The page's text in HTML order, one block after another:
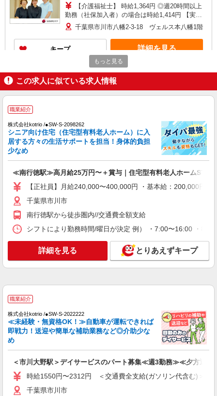
【介護福祉士】 時給1,364円 ◎週20時間以上
勤務（社保加入者）の場合は時給1,414円 【実務
者研修・初任者研修（ヘルパー1級・2級）】 時給
1,284円 ◎週20時間以上勤務（社保加入者）の場
合は時給1,334円 ◎夜勤勤務の場合別途手当あ
り：4,000円/回
千葉県市川市八幡2-3-18 ヴェルス本八幡1階
キープ 詳細を見る
SOMPOケア 地域サービスセンター市川八幡 定期巡回/3300dr1
オペレーター
手当、日祝手当（月平均2回分）、在宅手当（月平
均20回分）等、毎月平均的に支払われる手当を含
みます。 ■深夜勤手当別途支給：4,000円/回 ◎残
業時は別途時間外手当支給（超過1分〜） ◎賞
千葉県市川市八幡2-3-18 ヴェルス本八幡1階
キープ 詳細を見る
アルバイト パート
SOMPOケア 地域サービスセンター市川八幡 定期巡回/3300dr2
オペレーター
務（社保加入者）の場合は時給1,414円 夜勤勤務
の場合：1勤務14,912円〜（時給制・手当込み）
◎早朝夜間割増あり（7:00〜8:00、18:00〜
詳細を見る
介護スタッフ
311万円〜 【初任者研修】 月給：219,200円 年収
例：300万円〜 ※職務手当、働きがい向上手当、
日祝手当（月平均2回分）等、毎月平均的に支払わ
れる手当を含みます。 ※介護福祉士のみ、特別職
務手当も含む ◎残業時は別途時間外手当支給（超
過1分〜） ◎賞与 基本給2.08ヶ月分/年支給
千葉県市川市八幡2-3-18 ヴェルス本八幡1階
詳細を見る
パート
ケアプラスホテル 市川ステイ：RO11052
もっと見る
この求人に似ている求人情報
職業紹介
株式会社kotrio /●SW-S-2098262
シニア向け住宅（住宅型有料老人ホーム）に入
居する方々の生活サポートを担当！身体的負担
少なめ
≪南行徳駅≫高月給25万円〜＋賞与｜住宅型有料老人ホーム
【正社員】月給240,000〜400,000円 ・基本給：200,000円
千葉県市川市
南行徳駅から徒歩圏内//交通費全額支給
シフトにより勤務時間/曜日が決定 例） ・7:00〜16:00 ・
詳細を見る とりあえずキープ
職業紹介
株式会社kotrio /●SW-S-2022222
≪未経験・無資格OK！≫自動車が運転できれば
即戦力！送迎や簡単な補助業務など◎介助少な
め
＜市川大野駅＞デイサービスのパート募集≪週3勤務≫≪夕方退
時給1550円〜2312円 ＜交通費全支給(ガソリン代含む)＞
千葉県市川市